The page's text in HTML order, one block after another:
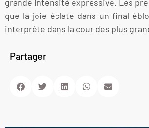
grande intensité expressive. Les
que la joie éclate dans un final
interprète dans la cour des plus
Partager